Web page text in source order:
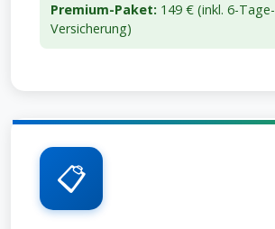
Premium-Paket: 149 € (inkl. 6-Tage-
Versicherung)
📋